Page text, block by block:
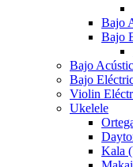
Bajo
Bajo
Bajo
Bajo
Violin
Ukelele
Kala